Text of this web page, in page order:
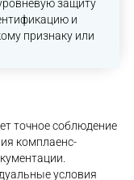
защиту
и
признаку или
точное соблюдение
комплаенс-
условия